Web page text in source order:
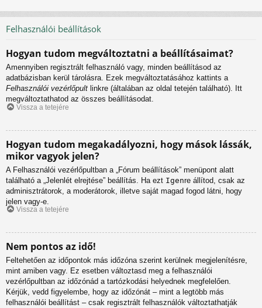
Felhasználói beállítások
Hogyan tudom megváltoztatni a beállításaimat?
Amennyiben regisztrált felhasználó vagy, minden beállításod az
adatbázisban kerül tárolásra. Ezek megváltoztatásához kattints a
Felhasználói vezérlőpult linkre (általában az oldal tetején található). Itt
megváltoztathatod az összes beállításodat.
Vissza a tetejére
Hogyan tudom megakadályozni, hogy mások lássák,
mikor vagyok jelen?
A Felhasználói vezérlőpultban a „Fórum beállítások” menüpont alatt
található a „Jelenlét elrejtése” beállítás. Ha ezt Igenre állítod, csak az
adminisztrátorok, a moderátorok, illetve saját magad fogod látni, hogy
jelen vagy-e.
Vissza a tetejére
Nem pontos az idő!
Feltehetően az időpontok más időzóna szerint kerülnek megjelenítésre,
mint amiben vagy. Ez esetben változtasd meg a felhasználói
vezérlőpultban az időzónád a tartózkodási helyednek megfelelően.
Kérjük, vedd figyelembe, hogy az időzónát – mint a legtöbb más
felhasználói beállítást – csak regisztrált felhasználók változtathatják